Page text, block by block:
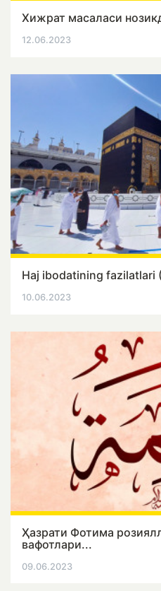
Хижрат масаласи
12.06.2023
Haj ibodatining fazilatlari
10.06.2023
Ҳазрати Фотима
вафотлари...
09.06.2023